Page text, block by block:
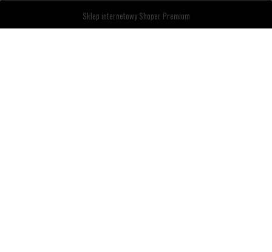
Sklep internetowy Shoper Premium